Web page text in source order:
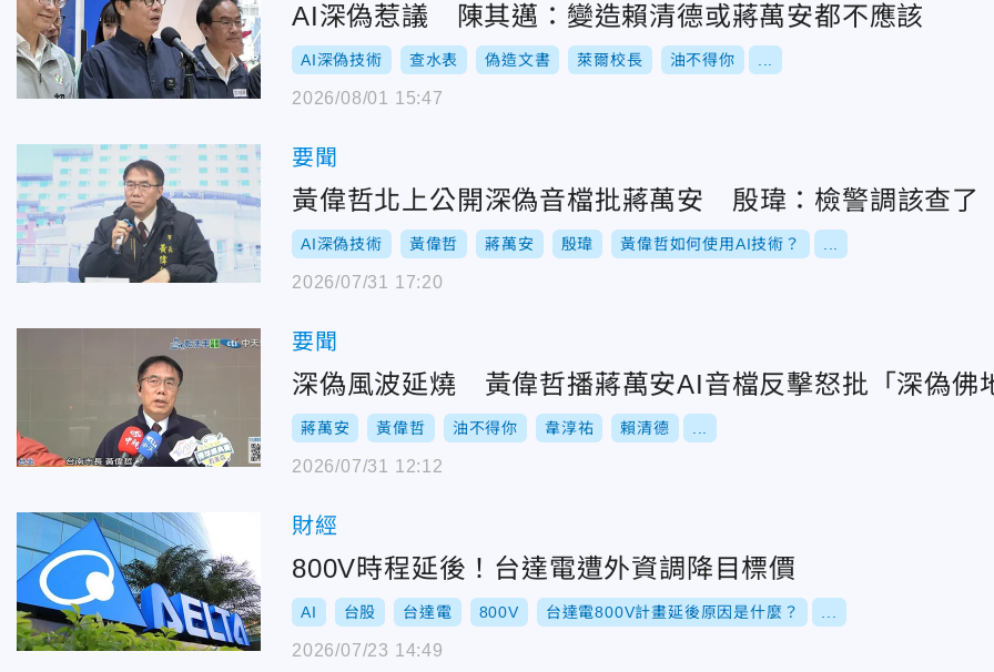
AI深偽惹議 陳其邁：變造賴清德或蔣萬安都不應該
AI深偽技術 查水表 偽造文書 萊爾校長 油不得你
2026/08/01 15:47
要聞
黃偉哲北上公開深偽音檔批蔣萬安 殷瑋：檢警調該查了
AI深偽技術 黃偉哲 蔣萬安 殷瑋 黃偉哲如何使用AI技術？
2026/07/31 17:20
要聞
深偽風波延燒 黃偉哲播蔣萬安AI音檔反擊怒批「深偽佛
蔣萬安 黃偉哲 油不得你 韋淳祐 賴清德
2026/07/31 12:12
財經
800V時程延後！台達電遭外資調降目標價
AI 台股 台達電 800V 台達電800V計畫延後原因是什麼？
2026/07/23 14:49